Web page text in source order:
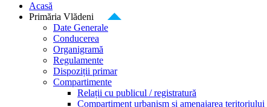
Acasă
Primăria Vlădeni
Date Generale
Conducerea
Organigramă
Regulamente
Dispoziții primar
Compartimente
Relații cu publicul / registratură
Compartiment urbanism și amenajarea teritoriului